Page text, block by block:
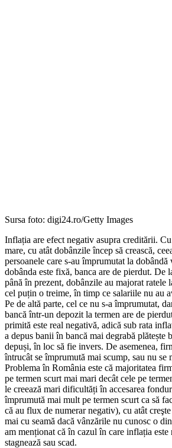
Sursa foto: digi24.ro/Getty Images
Inflația are efect negativ asupra creditării.
mare, cu atât dobânzile încep să crească,
persoanele care s-au împrumutat la dobândă
dobânda este fixă, banca are de pierdut. De
până în prezent, dobânzile au majorat ratele
cel puțin o treime, în timp ce salariile nu au
Pe de altă parte, cel ce nu s-a împrumutat,
bancă într-un depozit la termen are de
primită este real negativă, adică sub rata
a depus banii în bancă mai degrabă plătește
depuși, în loc să fie invers. De asemenea,
întrucât se împrumută mai scump, sau nu se
Problema în România este că majoritatea
pe termen scurt mai mari decât cele pe
le creează mari dificultăți în accesarea
împrumută mai mult pe termen scurt ca să
că au flux de numerar negativ), cu atât
mai cu seamă dacă vânzările nu cunosc o
am menționat că în cazul în care inflația este
stagnează sau scad.